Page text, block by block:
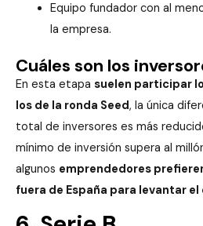
Equipo fundador con al
la empresa.
Cuáles son los
En esta etapa suelen participar
los de la ronda Seed, la única
total de inversores es más
mínimo de inversión supera al
algunos emprendedores
fuera de España para levantar